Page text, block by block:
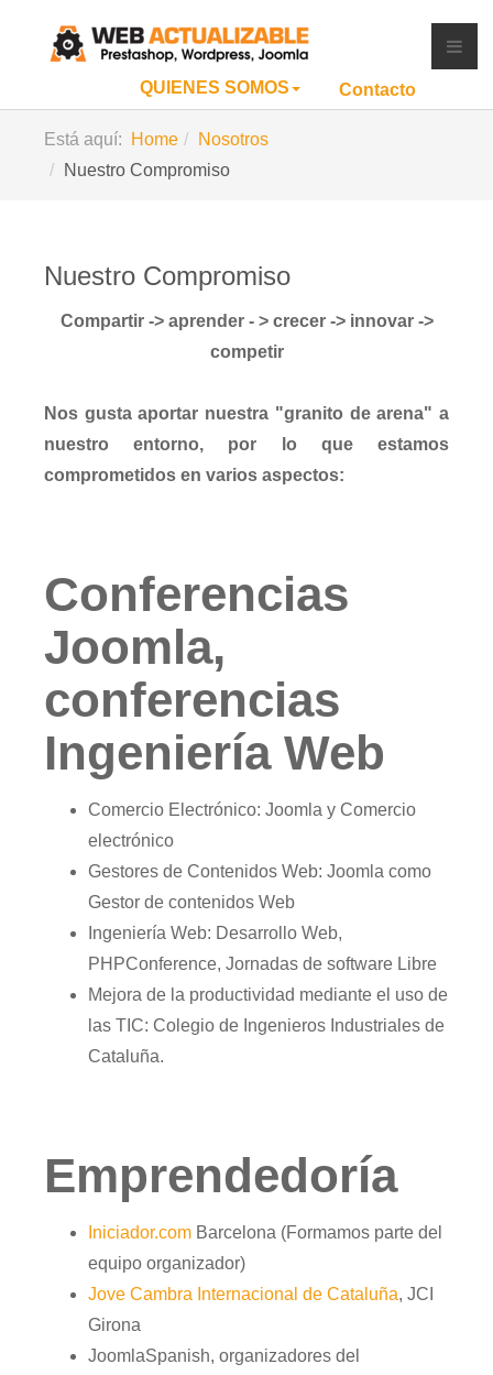
QUIENES SOMOS Contacto
Está aquí: Home
Nosotros
Nuestro Compromiso
Nuestro Compromiso
Compartir -> aprender - > crecer -> innovar ->
competir
Nos gusta aportar nuestra "granito de arena" a
nuestro entorno, por lo que estamos
comprometidos en varios aspectos:
Conferencias
Joomla,
conferencias
Ingeniería Web
Comercio Electrónico: Joomla y Comercio
electrónico
Gestores de Contenidos Web: Joomla como
Gestor de contenidos Web
Ingeniería Web: Desarrollo Web,
PHPConference, Jornadas de software Libre
Mejora de la productividad mediante el uso de
las TIC: Colegio de Ingenieros Industriales de
Cataluña.
Emprendedoría
Iniciador.com Barcelona (Formamos parte del
equipo organizador)
Jove Cambra Internacional de Cataluña, JCI
Girona
JoomlaSpanish, organizadores del